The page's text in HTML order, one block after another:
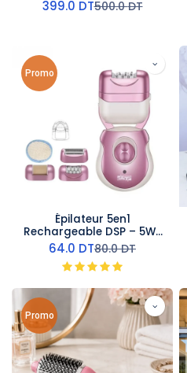
399.0 DT500.0DT
Promo
Épilateur 5en1
Rechargeable DSP – 5W-
Rose
64.0 DT80.0DT
Promo